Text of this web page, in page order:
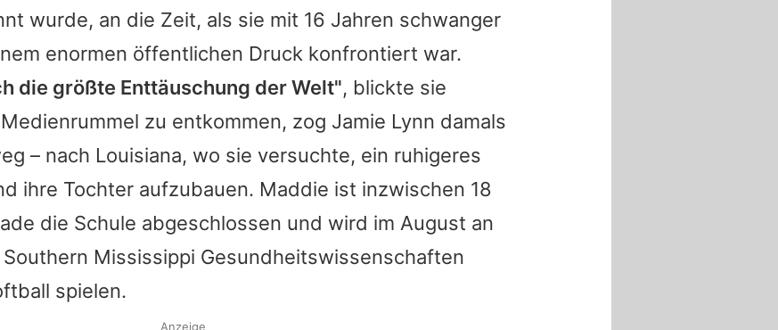
Team
Redaktionelle Richtlinien
Impressum
Datenschutzerklärung
Nutzungsbedingungen
wurde, an die Zeit, als sie mit 16 Jahren schwanger
enormen öffentlichen Druck konfrontiert war.
die größte Enttäuschung der Welt", blickte sie
zu entkommen, zog Jamie Lynn damals
– nach Louisiana, wo sie versuchte, ein ruhigeres
ihre Tochter aufzubauen. Maddie ist inzwischen 18
die Schule abgeschlossen und wird im August an
Mississippi Gesundheitswissenschaften
spielen.
Anzeige